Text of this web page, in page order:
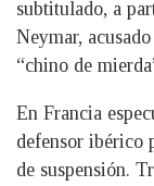
subtitulado, a
Neymar,
“chino de
En Francia
defensor ibérico
de suspensión.